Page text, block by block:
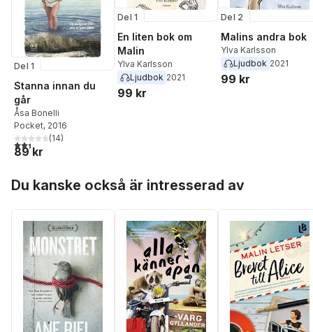
Lernevall, Mirjiam
Lindahl
Schemper,Titti
Sjöblom,Eva
Swedenmark,Maria
Wells,Therese
Del 1
Stanna innan du
går
Åsa Bonelli
Pocket, 2016
2,4utav 5 stjärnor. Totalt antal röster:
(14)
89 kr
Del 1
En liten bok om
Malin
Ylva Karlsson
Ljudbok 2021
99 kr
Del 2
Malins andra bok
Ylva Karlsson
Ljudbok 2021
99 kr
Du kanske också är intresserad av